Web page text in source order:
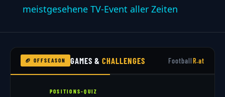
meistgesehene TV-Event aller Zeiten
🏈 OFFSEASON GAMES &CHALLENGES FootballR.at
POSITIONS-QUIZ